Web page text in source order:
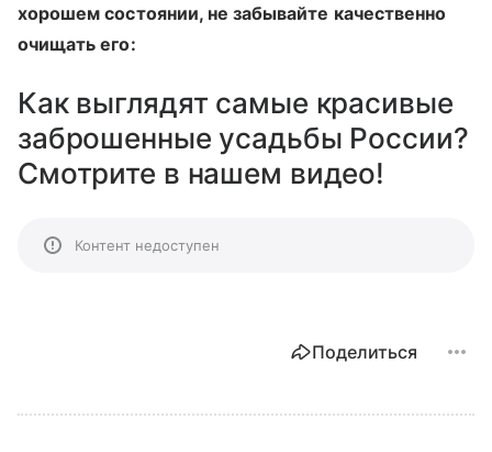
хорошем состоянии, не забывайте качественно
очищать его:
Как выглядят самые красивые
заброшенные усадьбы России?
Смотрите в нашем видео!
Контент недоступен
Поделиться